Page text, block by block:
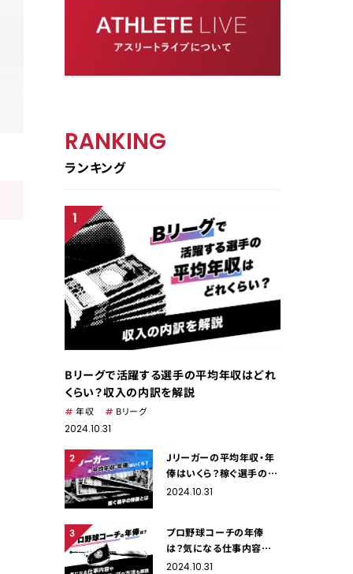
RANKING
ランキング
Bリーグで活躍する選手の平均年収はどれ
くらい？収入の内訳を解説
年収 Bリーグ
2024.10.31
Jリーガーの平均年収・年
俸はいくら？稼ぐ選手の特
徴とは
2024.10.31
プロ野球コーチの年俸
は？気になる仕事内容や
年俸アップの方法も解説
2024.10.31